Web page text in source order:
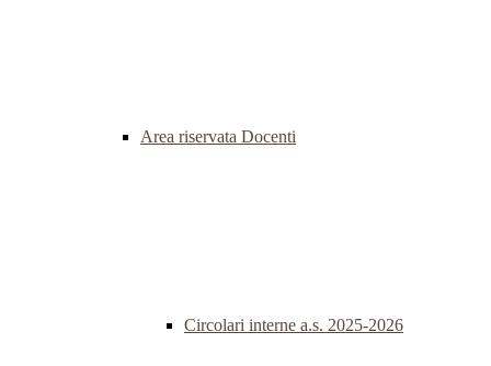
Area riservata Docenti
Circolari interne a.s. 2025-2026